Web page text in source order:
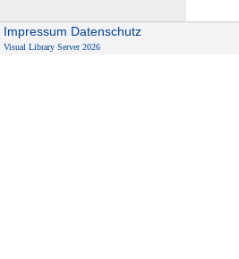
Impressum Datenschutz
Visual Library Server 2026